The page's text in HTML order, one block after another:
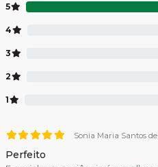
5
4
3
2
1
Sonia Maria Santos
Perfeito